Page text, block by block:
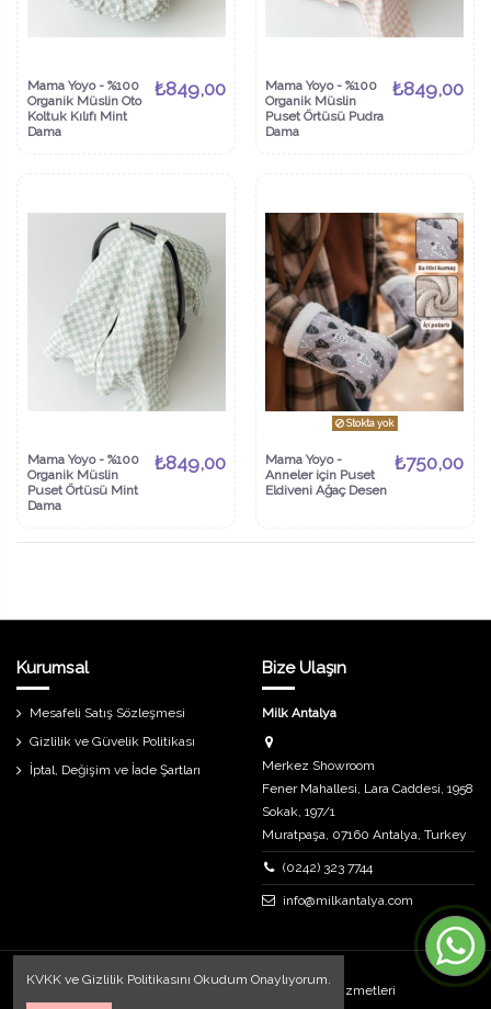
Mama Yoyo - %100
Organik Müslin Oto
Koltuk Kılıfı Mint
Dama
₺849,00
Mama Yoyo - %100
Organik Müslin
Puset Örtüsü Pudra
Dama
₺849,00
Mama Yoyo - %100
Organik Müslin
Puset Örtüsü Mint
Dama
₺849,00
Stokta yok
Mama Yoyo -
Anneler için Puset
Eldiveni Ağaç Desen
₺750,00
Kurumsal
Mesafeli Satış Sözleşmesi
Gizlilik ve Güvelik Politikası
İptal, Değişim ve İade Şartları
Bize Ulaşın
Milk Antalya
Merkez Showroom
Fener Mahallesi, Lara Caddesi, 1958
Sokak, 197/1
Muratpaşa, 07160 Antalya, Turkey
(0242) 323 7744
info@milkantalya.com
Destech Internet Hizmetleri
KVKK ve Gizlilik Politikasını Okudum Onaylıyorum.